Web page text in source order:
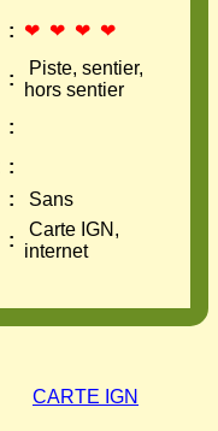
: ❤ ❤ ❤ ❤
:
Piste, sentier,
hors sentier
:
:
:
Sans
:
Carte IGN,
internet
CARTE IGN